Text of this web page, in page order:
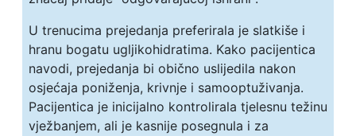
U trenucima prejedanja preferirala je slatkiše i
hranu bogatu ugljikohidratima. Kako pacijentica
navodi, prejedanja bi obično uslijedila nakon
osjećaja poniženja, krivnje i samooptuživanja.
Pacijentica je inicijalno kontrolirala tjelesnu težinu
vježbanjem, ali je kasnije posegnula i za